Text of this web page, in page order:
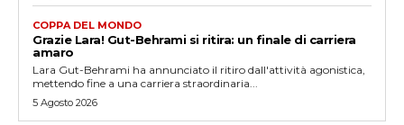
COPPA DEL MONDO
Grazie Lara! Gut-Behrami si ritira: un finale di carriera
amaro
Lara Gut-Behrami ha annunciato il ritiro dall'attività agonistica,
mettendo fine a una carriera straordinaria...
5 Agosto 2026